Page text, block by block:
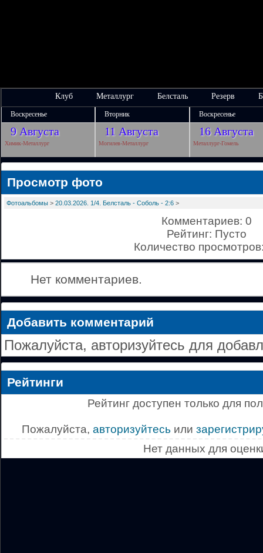
Клуб Металлург Белсталь Резерв
Воскресенье Вторник Воскресенье
9 Августа 11 Августа 16 Августа
Химик-Металлург Могилев-Металлург Металлург-Гомель
Просмотр фото
Фотоальбомы > 20.03.2026. 1/4. Белсталь - Соболь - 2:6 >
Комментариев: 0
Рейтинг: Пусто
Количество
Нет комментариев.
Добавить комментарий
Пожалуйста, авторизуйтесь для
Рейтинги
Рейтинг доступен только для
Пожалуйста, авторизуйтесь или
Нет данных для